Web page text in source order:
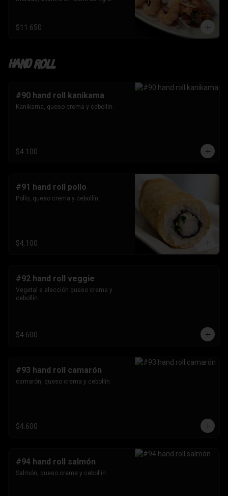
$11.650
Hand roll
#90 hand roll kanikama
Kanikama, queso crema y cebollín.
$4.100
#91 hand roll pollo
Pollo, queso crema y cebollín.
$4.100
#92 hand roll veggie
Vegetal a elección queso crema y
cebollín.
$4.600
#93 hand roll camarón
camarón, queso crema y cebollín.
$4.600
#94 hand roll salmón
Salmón, queso crema y cebollín.